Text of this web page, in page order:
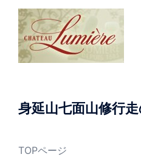
身延山七面山修行
TOPページ